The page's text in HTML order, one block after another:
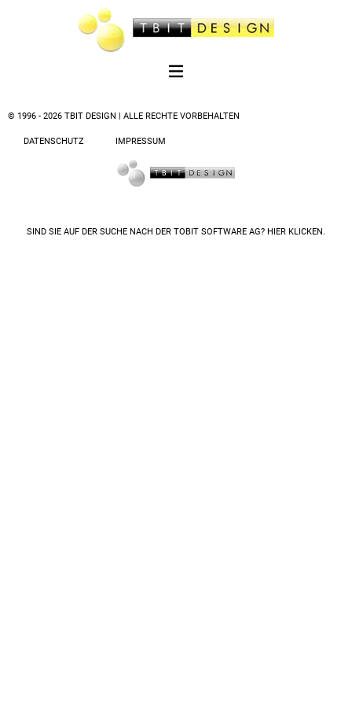
© 1996 - 2026 TBIT DESIGN | ALLE RECHTE VORBEHALTEN
DATENSCHUTZ IMPRESSUM
SIND SIE AUF DER SUCHE NACH DER TOBIT SOFTWARE AG? HIER KLICKEN.